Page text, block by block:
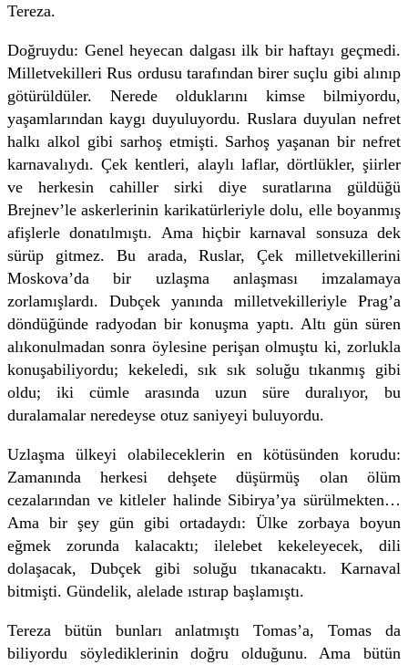
Tereza.
Doğruydu: Genel heyecan dalgası ilk bir haftayı geçmedi.
Milletvekilleri Rus ordusu tarafından birer suçlu gibi alınıp
götürüldüler. Nerede olduklarını kimse bilmiyordu,
yaşamlarından kaygı duyuluyordu. Ruslara duyulan nefret
halkı alkol gibi sarhoş etmişti. Sarhoş yaşanan bir nefret
karnavalıydı. Çek kentleri, alaylı laflar, dörtlükler, şiirler
ve herkesin cahiller sirki diye suratlarına güldüğü
Brejnev’le askerlerinin karikatürleriyle dolu, elle boyanmış
afişlerle donatılmıştı. Ama hiçbir karnaval sonsuza dek
sürüp gitmez. Bu arada, Ruslar, Çek milletvekillerini
Moskova’da bir uzlaşma anlaşması imzalamaya
zorlamışlardı. Dubçek yanında milletvekilleriyle Prag’a
döndüğünde radyodan bir konuşma yaptı. Altı gün süren
alıkonulmadan sonra öylesine perişan olmuştu ki, zorlukla
konuşabiliyordu; kekeledi, sık sık soluğu tıkanmış gibi
oldu; iki cümle arasında uzun süre duralıyor, bu
duralamalar neredeyse otuz saniyeyi buluyordu.
Uzlaşma ülkeyi olabileceklerin en kötüsünden korudu:
Zamanında herkesi dehşete düşürmüş olan ölüm
cezalarından ve kitleler halinde Sibirya’ya sürülmekten…
Ama bir şey gün gibi ortadaydı: Ülke zorbaya boyun
eğmek zorunda kalacaktı; ilelebet kekeleyecek, dili
dolaşacak, Dubçek gibi soluğu tıkanacaktı. Karnaval
bitmişti. Gündelik, alelade ıstırap başlamıştı.
Tereza bütün bunları anlatmıştı Tomas’a, Tomas da
biliyordu söylediklerinin doğru olduğunu. Ama bütün